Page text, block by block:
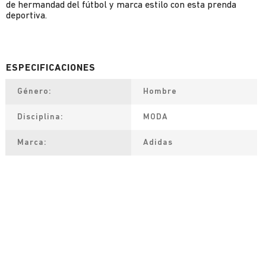
de hermandad del fútbol y marca estilo con esta prenda
deportiva.
Género Hombre
Disciplina MODA
Marca Adidas